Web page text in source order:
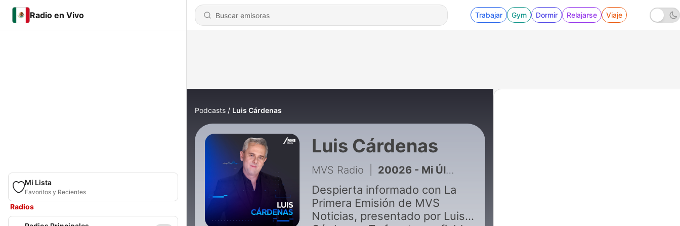
Radio en Vivo Trabajar Gym Dormir Relajarse Viaje
Mi Lista
Favoritos y Recientes
Radios
Podcasts Luis Cárdenas
Luis Cárdenas
MVS Radio 20026 - Mi Última Emisión - Luis Cárdenas - 07 Agosto 26
Despierta informado con La
Primera Emisión de MVS
Noticias, presentado por Luis